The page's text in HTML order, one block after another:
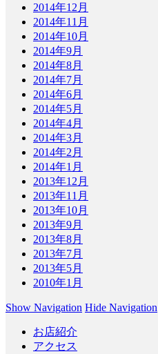
2014年12月
2014年11月
2014年10月
2014年9月
2014年8月
2014年7月
2014年6月
2014年5月
2014年4月
2014年3月
2014年2月
2014年1月
2013年12月
2013年11月
2013年10月
2013年9月
2013年8月
2013年7月
2013年5月
2010年1月
Show Navigation Hide Navigation
お店紹介
アクセス